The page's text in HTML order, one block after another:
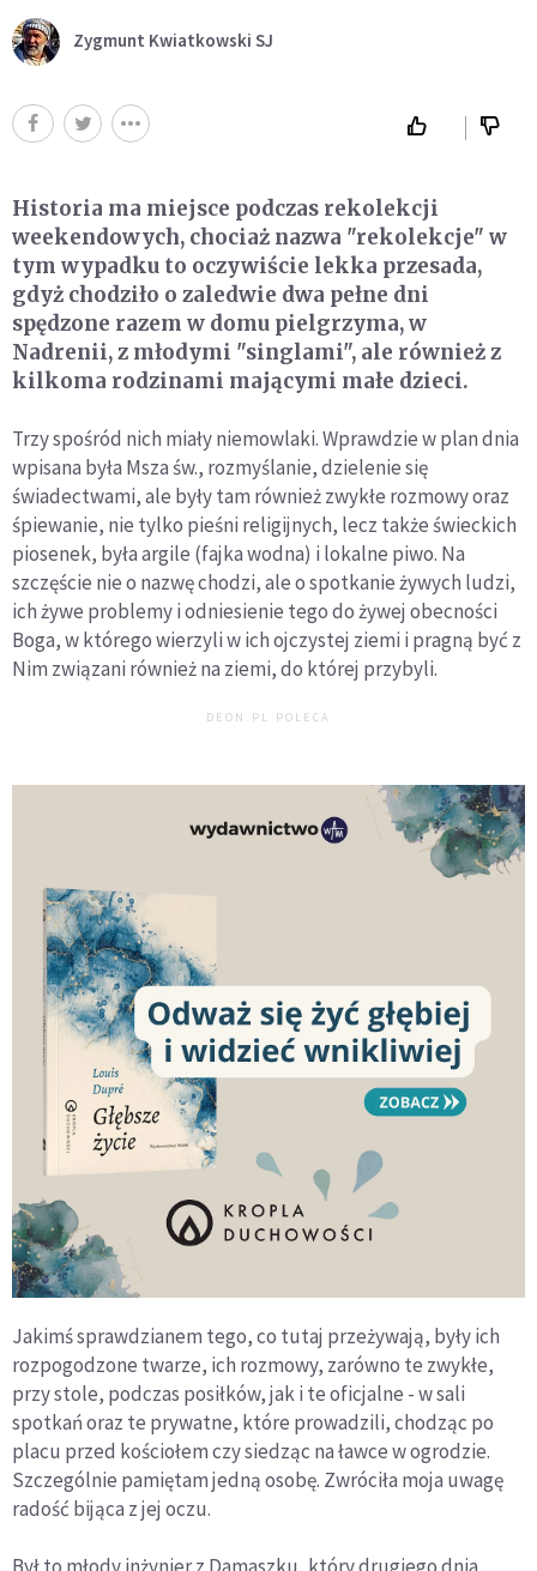
Zygmunt Kwiatkowski SJ
Historia ma miejsce podczas rekolekcji
weekendowych, chociaż nazwa "rekolekcje" w
tym wypadku to oczywiście lekka przesada,
gdyż chodziło o zaledwie dwa pełne dni
spędzone razem w domu pielgrzyma, w
Nadrenii, z młodymi "singlami", ale również z
kilkoma rodzinami mającymi małe dzieci.
Trzy spośród nich miały niemowlaki. Wprawdzie w plan dnia
wpisana była Msza św., rozmyślanie, dzielenie się
świadectwami, ale były tam również zwykłe rozmowy oraz
śpiewanie, nie tylko pieśni religijnych, lecz także świeckich
piosenek, była argile (fajka wodna) i lokalne piwo. Na
szczęście nie o nazwę chodzi, ale o spotkanie żywych ludzi,
ich żywe problemy i odniesienie tego do żywej obecności
Boga, w którego wierzyli w ich ojczystej ziemi i pragną być z
Nim związani również na ziemi, do której przybyli.
DEON.PL POLECA
Jakimś sprawdzianem tego, co tutaj przeżywają, były ich
rozpogodzone twarze, ich rozmowy, zarówno te zwykłe,
przy stole, podczas posiłków, jak i te oficjalne - w sali
spotkań oraz te prywatne, które prowadzili, chodząc po
placu przed kościołem czy siedząc na ławce w ogrodzie.
Szczególnie pamiętam jedną osobę. Zwróciła moja uwagę
radość bijąca z jej oczu.